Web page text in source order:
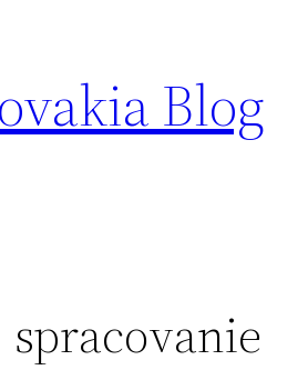
Blog
spracovanie